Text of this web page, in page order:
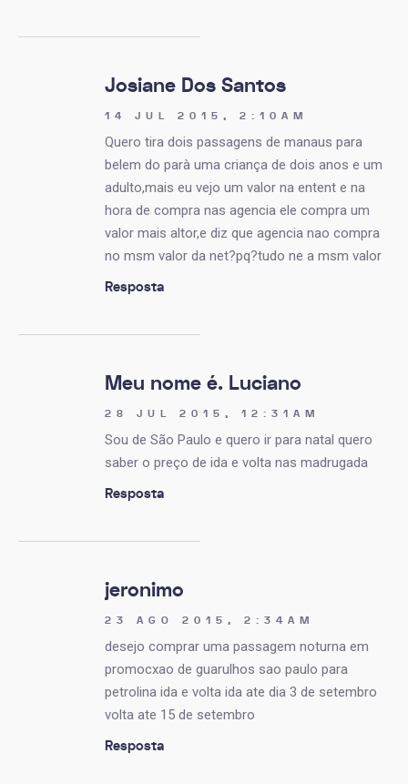
Josiane Dos Santos
14 JUL 2015, 2:10AM
Quero tira dois passagens de manaus para
belem do parà uma criança de dois anos e um
adulto,mais eu vejo um valor na entent e na
hora de compra nas agencia ele compra um
valor mais altor,e diz que agencia nao compra
no msm valor da net?pq?tudo ne a msm valor
Resposta
Meu nome é. Luciano
28 JUL 2015, 12:31AM
Sou de São Paulo e quero ir para natal quero
saber o preço de ida e volta nas madrugada
Resposta
jeronimo
23 AGO 2015, 2:34AM
desejo comprar uma passagem noturna em
promocxao de guarulhos sao paulo para
petrolina ida e volta ida ate dia 3 de setembro
volta ate 15 de setembro
Resposta